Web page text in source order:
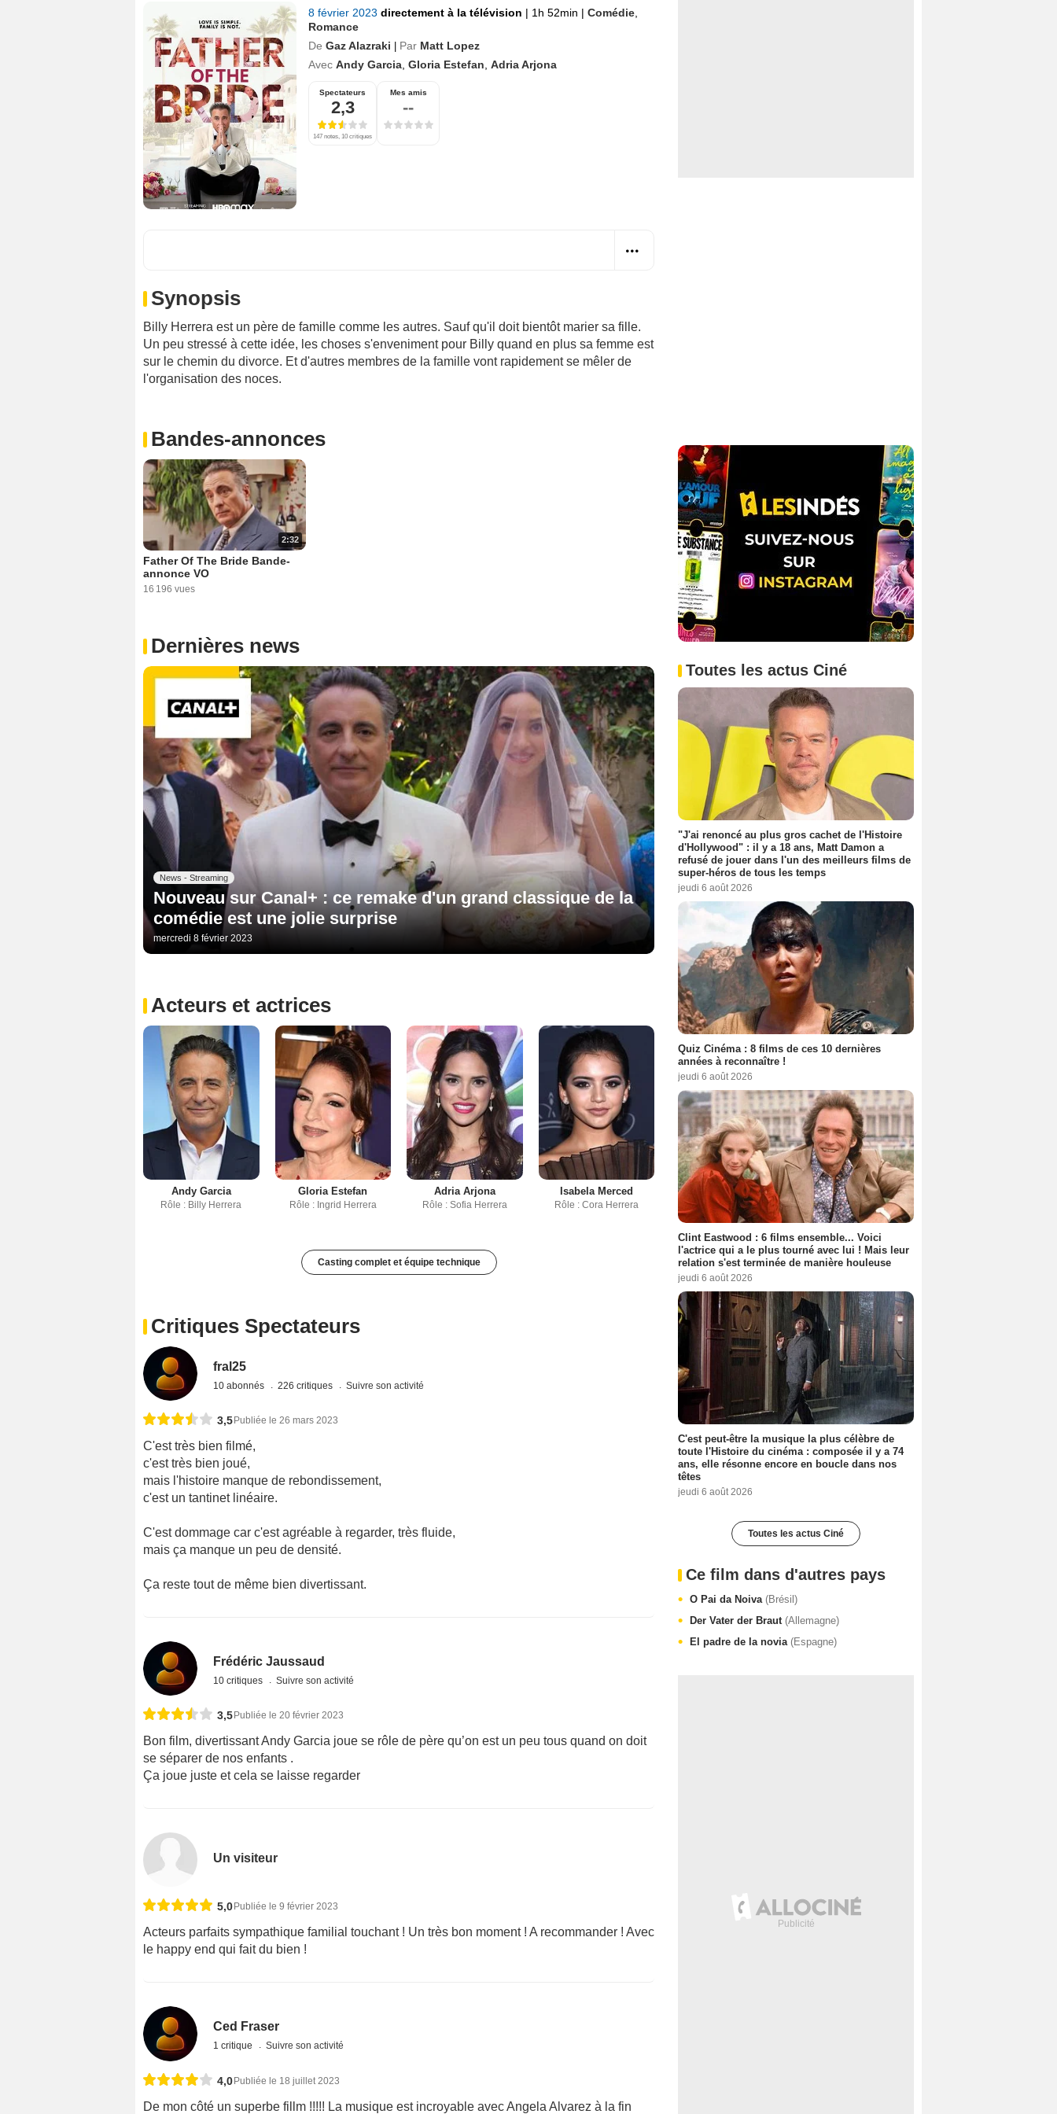
8 février 2023 directement à la télévision | 1h 52min | Comédie
Romance
De Gaz Alazraki | Par Matt Lopez
Avec Andy Garcia Gloria Estefan Adria Arjona
Spectateurs
2,3
147 notes, 10 critiques
Mes amis
--
Synopsis
Billy Herrera est un père de famille comme les autres. Sauf qu'il doit bientôt marier sa fille.
Un peu stressé à cette idée, les choses s'enveniment pour Billy quand en plus sa femme est
sur le chemin du divorce. Et d'autres membres de la famille vont rapidement se mêler de
l'organisation des noces.
Bandes-annonces
2:32
Father Of The Bride Bande-
annonce VO
16 196 vues
Dernières news
News - Streaming
Nouveau sur Canal+ : ce remake d'un grand classique de la
comédie est une jolie surprise
mercredi 8 février 2023
Acteurs et actrices
Andy Garcia
Rôle : Billy Herrera
Gloria Estefan
Rôle : Ingrid Herrera
Adria Arjona
Rôle : Sofia Herrera
Isabela Merced
Rôle : Cora Herrera
Casting complet et équipe technique
Critiques Spectateurs
fral25
10 abonnés 226 critiques Suivre son activité
3,5 Publiée le 26 mars 2023
C'est très bien filmé,
c'est très bien joué,
mais l'histoire manque de rebondissement,
c'est un tantinet linéaire.
C'est dommage car c'est agréable à regarder, très fluide,
mais ça manque un peu de densité.
Ça reste tout de même bien divertissant.
Frédéric Jaussaud
10 critiques Suivre son activité
3,5 Publiée le 20 février 2023
Bon film, divertissant Andy Garcia joue se rôle de père qu’on est un peu tous quand on doit
se séparer de nos enfants .
Ça joue juste et cela se laisse regarder
Un visiteur
5,0 Publiée le 9 février 2023
Acteurs parfaits sympathique familial touchant ! Un très bon moment ! A recommander ! Avec
le happy end qui fait du bien !
Ced Fraser
1 critique Suivre son activité
4,0Publiée le 18 juillet 2023
De mon côté un superbe fillm !!!!! La musique est incroyable avec Angela Alvarez à la fin
Toutes les actus Ciné
"J'ai renoncé au plus gros cachet de l'Histoire
d'Hollywood" : il y a 18 ans, Matt Damon a
refusé de jouer dans l'un des meilleurs films de
super-héros de tous les temps
jeudi 6 août 2026
Quiz Cinéma : 8 films de ces 10 dernières
années à reconnaître !
jeudi 6 août 2026
Clint Eastwood : 6 films ensemble... Voici
l'actrice qui a le plus tourné avec lui ! Mais leur
relation s'est terminée de manière houleuse
jeudi 6 août 2026
C'est peut-être la musique la plus célèbre de
toute l'Histoire du cinéma : composée il y a 74
ans, elle résonne encore en boucle dans nos
têtes
jeudi 6 août 2026
Toutes les actus Ciné
Ce film dans d'autres pays
O Pai da Noiva (Brésil)
Der Vater der Braut (Allemagne)
El padre de la novia (Espagne)